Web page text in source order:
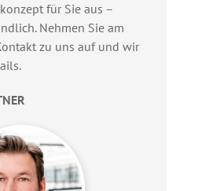
für Sie aus –
Nehmen Sie am
zu uns auf und wir